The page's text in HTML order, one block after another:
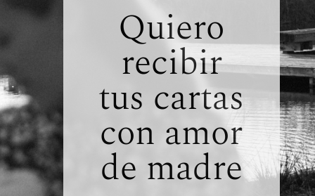
Quiero
recibir
tus cartas
con amor
de madre